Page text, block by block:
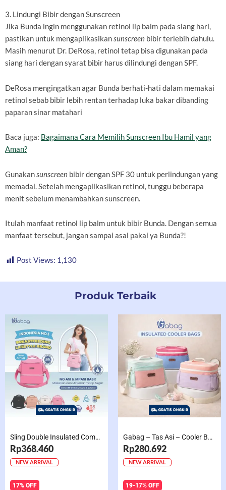
3. Lindungi Bibir dengan Sunscreen
Jika Bunda ingin menggunakan retinol lip balm pada siang hari,
pastikan untuk mengaplikasikansunscreen bibir terlebih dahulu.
Masih menurut Dr. DeRosa, retinol tetap bisa digunakan pada
siang hari dengan syarat bibir harus dilindungi dengan SPF.
DeRosa mengingatkan agar Bunda berhati-hati dalam memakai
retinol sebab bibir lebih rentan terhadap luka bakar dibanding
paparan sinar matahari
Baca juga: Bagaimana Cara Memilih Sunscreen Ibu Hamil yang
Aman?
Gunakansunscreen bibir dengan SPF 30 untuk perlindungan yang
memadai. Setelah mengaplikasikan retinol, tunggu beberapa
menit sebelum menambahkan sunscreen.
Itulah manfaat retinol lip balm untuk bibir Bunda. Dengan semua
manfaat tersebut, jangan sampai asal pakai ya Bunda?!
Post Views: 1,130
Produk Terbaik
Sling Double Insulated Compartment Cappucino Black, Creamy, Salem, Chocolate
Rp368.460
NEW ARRIVAL
17% OFF
Gabag – Tas Asi – Cooler Bag Sling Single Compartment Mint Grape Bubble
Rp280.692
NEW ARRIVAL
19-17% OFF